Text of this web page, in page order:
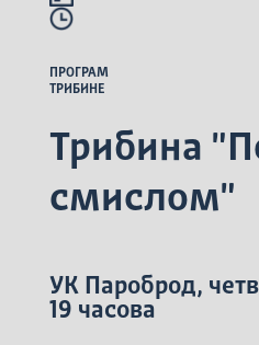
ПРОГРАМ
ТРИБИНЕ
Трибина
смислом"
УК Пароброд,
19 часова